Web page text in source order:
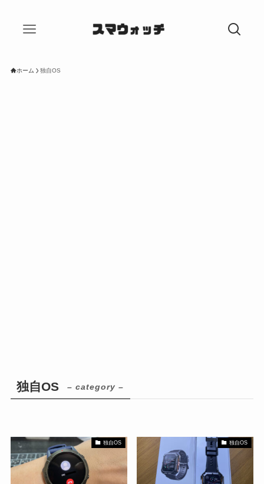
ホーム 独自OS
独自OS – category –
独自OS 独自OS